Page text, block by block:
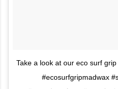
Take a look at our eco surf
#ecosurfgripmadwax